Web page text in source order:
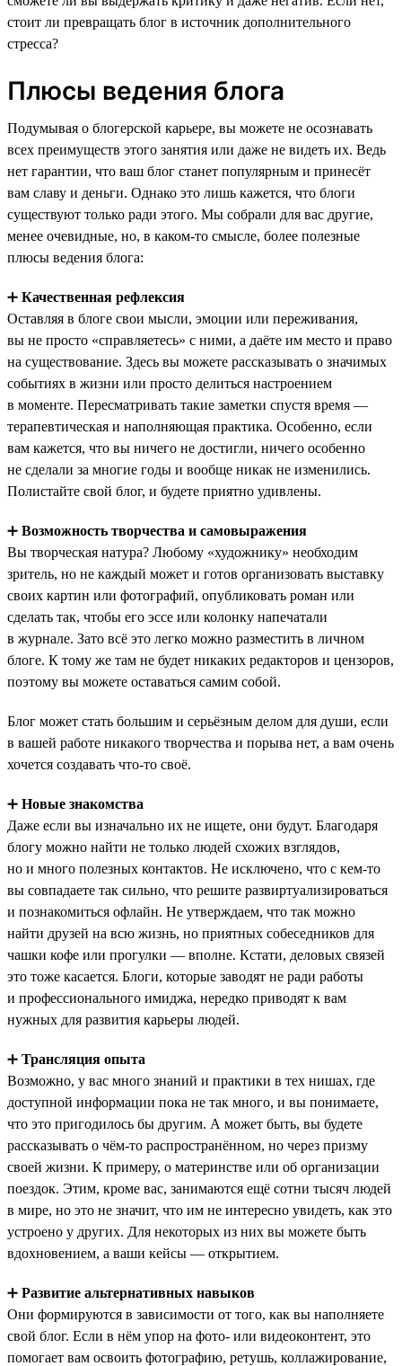
стоит ли превращать блог в источник дополнительного
стресса?
Плюсы ведения блога
Подумывая о блогерской карьере, вы можете не осознавать
всех преимуществ этого занятия или даже не видеть их. Ведь
нет гарантии, что ваш блог станет популярным и принесёт
вам славу и деньги. Однако это лишь кажется, что блоги
существуют только ради этого. Мы собрали для вас другие,
менее очевидные, но, в каком-то смысле, более полезные
плюсы ведения блога:
➕ Качественная рефлексия
Оставляя в блоге свои мысли, эмоции или переживания,
вы не просто «справляетесь» с ними, а даёте им место и право
на существование. Здесь вы можете рассказывать о значимых
событиях в жизни или просто делиться настроением
в моменте. Пересматривать такие заметки спустя время —
терапевтическая и наполняющая практика. Особенно, если
вам кажется, что вы ничего не достигли, ничего особенно
не сделали за многие годы и вообще никак не изменились.
Полистайте свой блог, и будете приятно удивлены.
➕ Возможность творчества и самовыражения
Вы творческая натура? Любому «художнику» необходим
зритель, но не каждый может и готов организовать выставку
своих картин или фотографий, опубликовать роман или
сделать так, чтобы его эссе или колонку напечатали
в журнале. Зато всё это легко можно разместить в личном
блоге. К тому же там не будет никаких редакторов и цензоров,
поэтому вы можете оставаться самим собой.
Блог может стать большим и серьёзным делом для души, если
в вашей работе никакого творчества и порыва нет, а вам очень
хочется создавать что-то своё.
➕ Новые знакомства
Даже если вы изначально их не ищете, они будут. Благодаря
блогу можно найти не только людей схожих взглядов,
но и много полезных контактов. Не исключено, что с кем-то
вы совпадаете так сильно, что решите развиртуализироваться
и познакомиться офлайн. Не утверждаем, что так можно
найти друзей на всю жизнь, но приятных собеседников для
чашки кофе или прогулки — вполне. Кстати, деловых связей
это тоже касается. Блоги, которые заводят не ради работы
и профессионального имиджа, нередко приводят к вам
нужных для развития карьеры людей.
➕ Трансляция опыта
Возможно, у вас много знаний и практики в тех нишах, где
доступной информации пока не так много, и вы понимаете,
что это пригодилось бы другим. А может быть, вы будете
рассказывать о чём-то распространённом, но через призму
своей жизни. К примеру, о материнстве или об организации
поездок. Этим, кроме вас, занимаются ещё сотни тысяч людей
в мире, но это не значит, что им не интересно увидеть, как это
устроено у других. Для некоторых из них вы можете быть
вдохновением, а ваши кейсы — открытием.
➕ Развитие альтернативных навыков
Они формируются в зависимости от того, как вы наполняете
свой блог. Если в нём упор на фото- или видеоконтент, это
помогает вам освоить фотографию, ретушь, коллажирование,